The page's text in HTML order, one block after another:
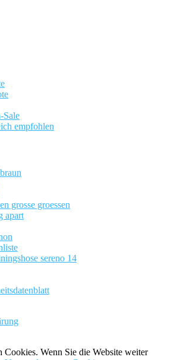
Sale
empfohlen
grosse groessen
apart
sereno 14
Cookies. Wenn Sie die Website weiter